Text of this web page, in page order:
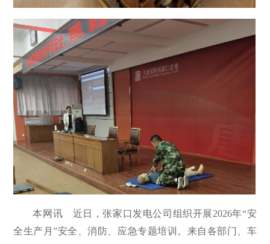
本网讯 近日，张家口发电公司组织开展2026年“安
全生产月”安全、消防、应急专题培训。来自各部门、车